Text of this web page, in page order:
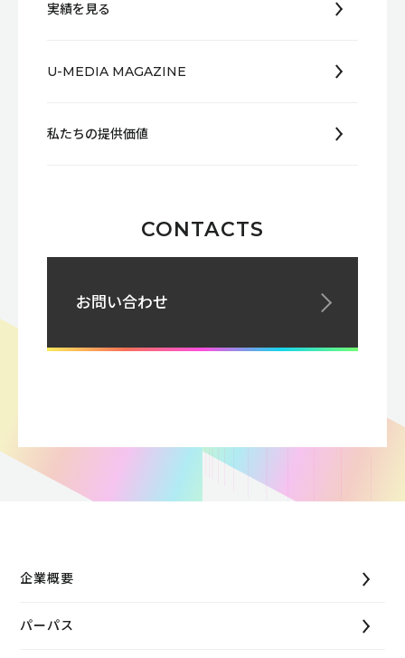
実績を見る
U-MEDIA MAGAZINE
私たちの提供価値
CONTACTS
お問い合わせ
企業概要
パーパス